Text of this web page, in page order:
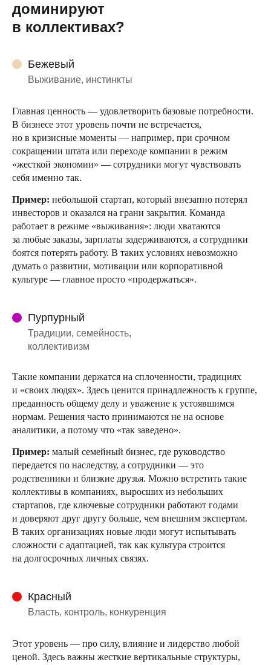
доминируют
в коллективах?
Бежевый
Выживание, инстинкты
Главная ценность — удовлетворить базовые потребности.
В бизнесе этот уровень почти не встречается,
но в кризисные моменты — например, при срочном
сокращении штата или переходе компании в режим
«жесткой экономии» — сотрудники могут чувствовать
себя именно так.
Пример: небольшой стартап, который внезапно потерял
инвесторов и оказался на грани закрытия. Команда
работает в режиме «выживания»: люди хватаются
за любые заказы, зарплаты задерживаются, а сотрудники
боятся потерять работу. В таких условиях невозможно
думать о развитии, мотивации или корпоративной
культуре — главное просто «продержаться».
Пурпурный
Традиции, семейность,
коллективизм
Такие компании держатся на сплоченности, традициях
и «своих людях». Здесь ценится принадлежность к группе,
преданность общему делу и уважение к устоявшимся
нормам. Решения часто принимаются не на основе
аналитики, а потому что «так заведено».
Пример: малый семейный бизнес, где руководство
передается по наследству, а сотрудники — это
родственники и близкие друзья. Можно встретить такие
коллективы в компаниях, выросших из небольших
стартапов, где ключевые сотрудники работают годами
и доверяют друг другу больше, чем внешним экспертам.
В таких организациях новые люди могут испытывать
сложности с адаптацией, так как культура строится
на долгосрочных личных связях.
Красный
Власть, контроль, конкуренция
Этот уровень — про силу, влияние и лидерство любой
ценой. Здесь важны жесткие вертикальные структуры,